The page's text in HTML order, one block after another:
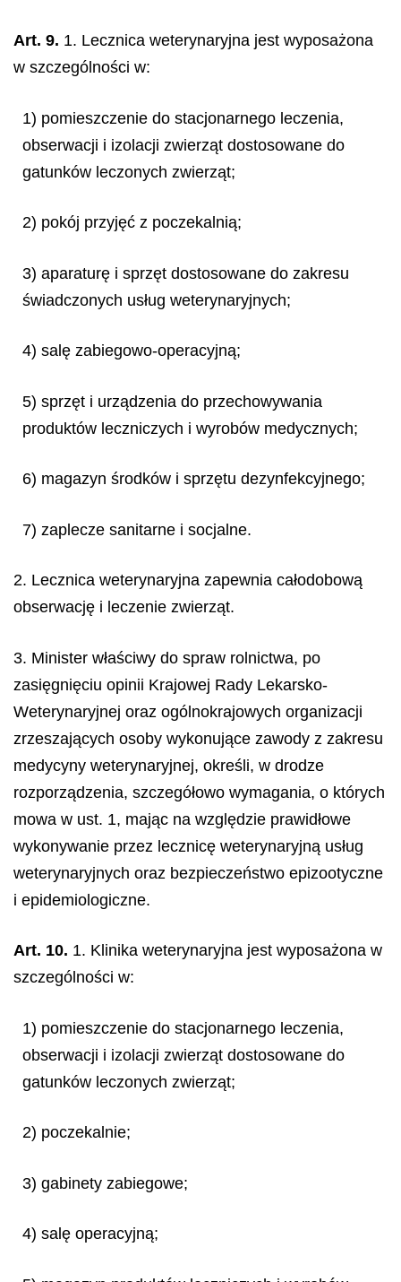
Art. 9. 1. Lecznica weterynaryjna jest wyposażona
w szczególności w:
1) pomieszczenie do stacjonarnego leczenia,
obserwacji i izolacji zwierząt dostosowane do
gatunków leczonych zwierząt;
2) pokój przyjęć z poczekalnią;
3) aparaturę i sprzęt dostosowane do zakresu
świadczonych usług weterynaryjnych;
4) salę zabiegowo-operacyjną;
5) sprzęt i urządzenia do przechowywania
produktów leczniczych i wyrobów medycznych;
6) magazyn środków i sprzętu dezynfekcyjnego;
7) zaplecze sanitarne i socjalne.
2. Lecznica weterynaryjna zapewnia całodobową
obserwację i leczenie zwierząt.
3. Minister właściwy do spraw rolnictwa, po
zasięgnięciu opinii Krajowej Rady Lekarsko-
Weterynaryjnej oraz ogólnokrajowych organizacji
zrzeszających osoby wykonujące zawody z zakresu
medycyny weterynaryjnej, określi, w drodze
rozporządzenia, szczegółowo wymagania, o których
mowa w ust. 1, mając na względzie prawidłowe
wykonywanie przez lecznicę weterynaryjną usług
weterynaryjnych oraz bezpieczeństwo epizootyczne
i epidemiologiczne.
Art. 10. 1. Klinika weterynaryjna jest wyposażona w
szczególności w:
1) pomieszczenie do stacjonarnego leczenia,
obserwacji i izolacji zwierząt dostosowane do
gatunków leczonych zwierząt;
2) poczekalnie;
3) gabinety zabiegowe;
4) salę operacyjną;